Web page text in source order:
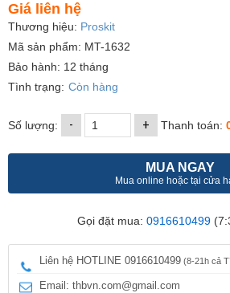
Giá liên hệ
Thương hiệu: Proskit
Mã sản phẩm: MT-1632
Bảo hành: 12 tháng
Tình trạng: Còn hàng
Số lượng: - + Thanh toán:
MUA NGAY
Mua online hoặc tại cửa
Gọi đặt mua: 0916610499
Liên hệ HOTLINE 0916610499 (8-21h cả
Email: thbvn.com@gmail.com